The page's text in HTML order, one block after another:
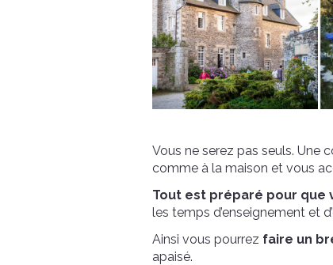
Vous ne serez pas seuls. Une
comme à la maison et vous
Tout est préparé pour que
les temps d’enseignement et
Ainsi vous pourrez faire un
apaisé.